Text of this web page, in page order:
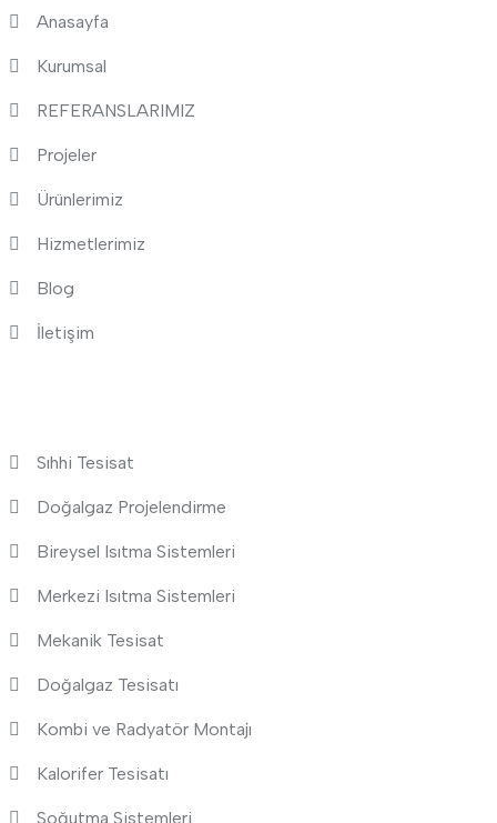
Anasayfa
Kurumsal
REFERANSLARIMIZ
Projeler
Ürünlerimiz
Hizmetlerimiz
Blog
İletişim
Sıhhi Tesisat
Doğalgaz Projelendirme
Bireysel Isıtma Sistemleri
Merkezi Isıtma Sistemleri
Mekanik Tesisat
Doğalgaz Tesisatı
Kombi ve Radyatör Montajı
Kalorifer Tesisatı
Soğutma Sistemleri